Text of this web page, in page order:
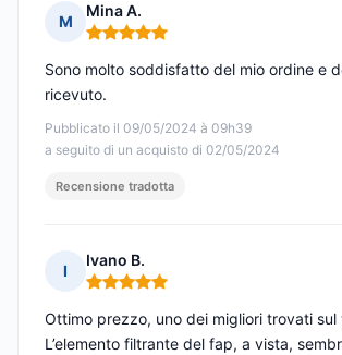
M
Mina A.
Nota: 5 su 5
Pubblicato il 09/05/2024 à 09h39
a seguito di un acquisto di 02/05/2024
Sono molto soddisfatto del mio ordine e
ricevuto.
Recensione tradotta
I
Ivano B.
Nota: 5 su 5
Ottimo prezzo, uno dei migliori trovati sul
L’elemento filtrante del fap, a vista,